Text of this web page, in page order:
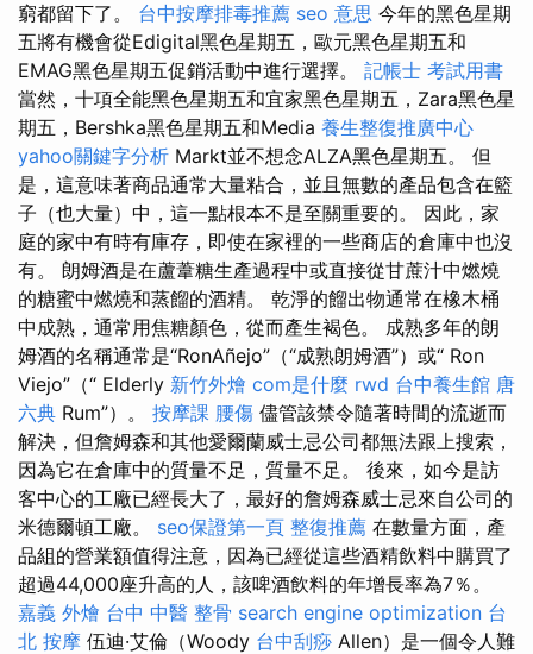
窮都留下了。 台中按摩排毒推薦 seo 意思 今年的黑色星期
五將有機會從Edigital黑色星期五，歐元黑色星期五和
EMAG黑色星期五促銷活動中進行選擇。 記帳士 考試用書
當然，十項全能黑色星期五和宜家黑色星期五，Zara黑色星
期五，Bershka黑色星期五和Media 養生整復推廣中心
yahoo關鍵字分析 Markt並不想念ALZA黑色星期五。 但
是，這意味著商品通常大量粘合，並且無數的產品包含在籃
子（也大量）中，這一點根本不是至關重要的。 因此，家
庭的家中有時有庫存，即使在家裡的一些商店的倉庫中也沒
有。 朗姆酒是在蘆葦糖生產過程中或直接從甘蔗汁中燃燒
的糖蜜中燃燒和蒸餾的酒精。 乾淨的餾出物通常在橡木桶
中成熟，通常用焦糖顏色，從而產生褐色。 成熟多年的朗
姆酒的名稱通常是“RonAñejo”（“成熟朗姆酒”）或“ Ron
Viejo”（“ Elderly 新竹外燴 com是什麼 rwd 台中養生館 唐
六典 Rum”）。 按摩課 腰傷 儘管該禁令隨著時間的流逝而
解決，但詹姆森和其他愛爾蘭威士忌公司都無法跟上搜索，
因為它在倉庫中的質量不足，質量不足。 後來，如今是訪
客中心的工廠已經長大了，最好的詹姆森威士忌來自公司的
米德爾頓工廠。 seo保證第一頁 整復推薦 在數量方面，產
品組的營業額值得注意，因為已經從這些酒精飲料中購買了
超過44,000座升高的人，該啤酒飲料的年增長率為7％。
嘉義 外燴 台中 中醫 整骨 search engine optimization 台
北 按摩 伍迪·艾倫（Woody 台中刮痧 Allen）是一個令人難